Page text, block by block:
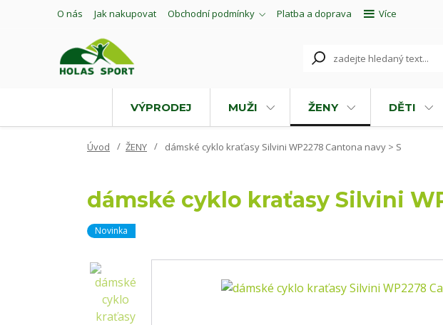
O nás Jak nakupovat Obchodní podmínky Platba a doprava Více
VÝPRODEJ MUŽI ŽENY DĚTI
Úvod ŽENY dámské cyklo kraťasy Silvini WP2278 Cantona navy > S
dámské cyklo kraťasy Silvini
Novinka